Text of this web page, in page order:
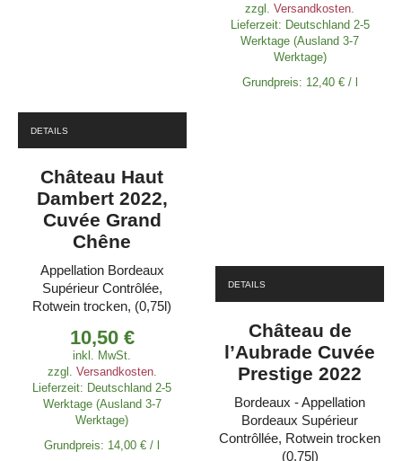
zzgl.Versandkosten
Lieferzeit: Deutschland 2-5
Werktage (Ausland 3-7
Werktage)
Grundpreis: 12,40 €/
DETAILS
Château Haut
Dambert 2022,
Cuvée Grand
Chêne
Appellation Bordeaux
Supérieur Contrôlée,
Rotwein trocken, (0,75l)
10,50 €
inkl. MwSt.
zzgl. Versandkosten.
Lieferzeit: Deutschland 2-5
Werktage (Ausland 3-7
Werktage)
Grundpreis: 14,00€ /
DETAILS
Château de
l’Aubrade Cuvée
Prestige 2022
Bordeaux - Appellation
Bordeaux Supérieur
Contrôllée, Rotwein trocken
(0,75l)